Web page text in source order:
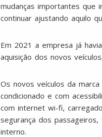
mudanças importantes que
continuar ajustando aquilo
Em 2021 a empresa já
aquisição dos novos
Os novos veículos da
condicionado e com
com internet wi-fi,
segurança dos
interno.